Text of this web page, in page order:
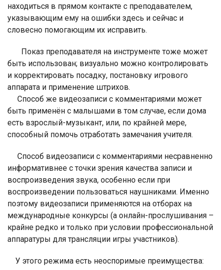
находиться в прямом контакте с преподавателем,
указывающим ему на ошибки здесь и сейчас и
словесно помогающим их исправить.
Показ преподавателя на инструменте тоже может
быть использован; визуально можно контролировать
и корректировать посадку, постановку игрового
аппарата и применение штрихов.
Способ же видеозаписи с комментариями может
быть применён с малышами в том случае, если дома
есть взрослый-музыкант, или, по крайней мере,
способный помочь отработать замечания учителя.
Способ видеозаписи с комментариями несравненно
информативнее с точки зрения качества записи и
воспроизведения звука, особенно если при
воспроизведении пользоваться наушниками. Именно
поэтому видеозаписи применяются на отборах на
международные конкурсы (а онлайн-прослушивания –
крайне редко и только при условии профессиональной
аппаратуры для трансляции игры участников).
У этого режима есть неоспоримые преимущества: